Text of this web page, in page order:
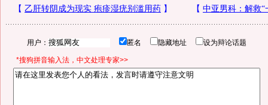
用户： 匿名 隐藏地址 设为辩论话题
*搜狗拼音输入法，中文处理专家>>